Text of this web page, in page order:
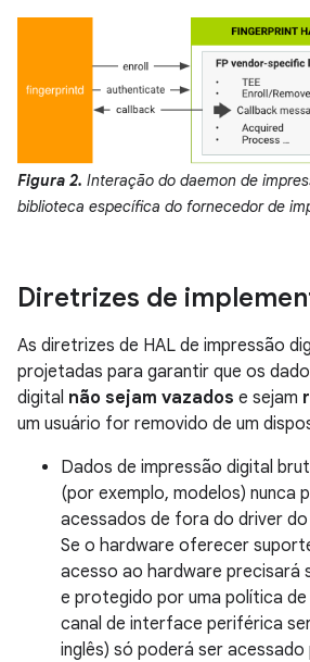
Figura 2. Interação do daemon de
biblioteca específica do fornecedor de
Diretrizes de
As diretrizes de HAL de impressão
projetadas para garantir que os
digital não sejam vazados e sejam
um usuário for removido de um
Dados de impressão digital
(por exemplo, modelos) nunca
acessados de fora do driver
Se o hardware oferecer
acesso ao hardware precisará
e protegido por uma política de
canal de interface periférica
inglês) só poderá ser acessado